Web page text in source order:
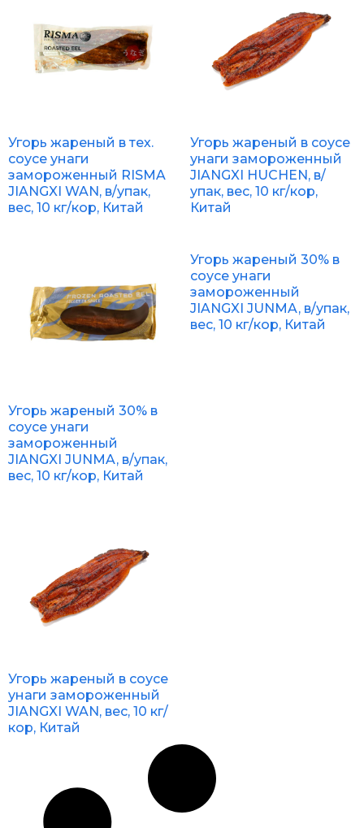
Угорь жареный в тех.
соусе унаги
замороженный RISMA
JIANGXI WAN, в/упак,
вес, 10 кг/кор, Китай
Угорь жареный в соусе
унаги замороженный
JIANGXI HUCHEN, в/
упак, вес, 10 кг/кор,
Китай
Угорь жареный 30% в
соусе унаги
замороженный
JIANGXI JUNMA, в/упак,
вес, 10 кг/кор, Китай
Угорь жареный 30% в
соусе унаги
замороженный
JIANGXI JUNMA, в/упак,
вес, 10 кг/кор, Китай
Угорь жареный в соусе
унаги замороженный
JIANGXI WAN, вес, 10 кг/
кор, Китай